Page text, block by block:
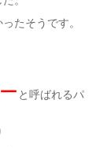
たそうです。
と呼ばれるパ